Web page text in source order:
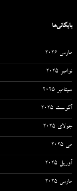
بایگانی‌ها
مارس 2026
نوامبر 2025
سپتامبر 2025
آگوست 2025
جولای 2025
می 2025
آوریل 2025
مارس 2025